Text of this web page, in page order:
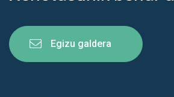
Egizu galdera